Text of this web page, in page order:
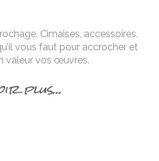
Cimaises, accessoires,
vous faut pour accrocher et
valeur vos œuvres.
plus...